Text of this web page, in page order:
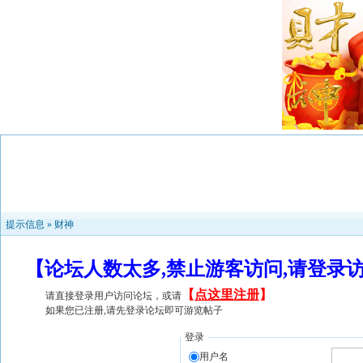
提示信息 » 财神
【论坛人数太多,禁止游客访问,请登
请直接登录用户访问论坛，或请 【 点这里注册】
如果您已注册,请先登录论坛即可游览帖子
登录
用户名